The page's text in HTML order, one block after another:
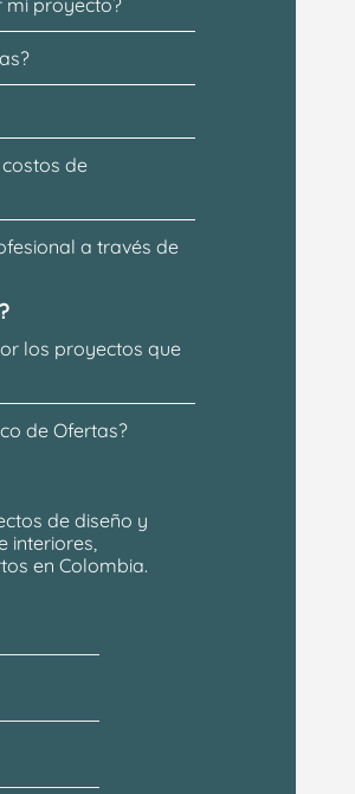
mi proyecto?
de
a través de
los proyectos que
de Ofertas?
de diseño y
interiores,
en Colombia.